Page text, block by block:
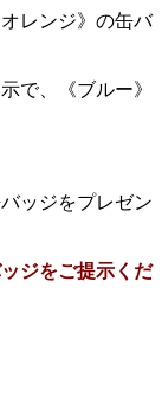
レンジ》の缶バ
で、《ブルー》
ッジをプレゼン
ジをご提示くだ